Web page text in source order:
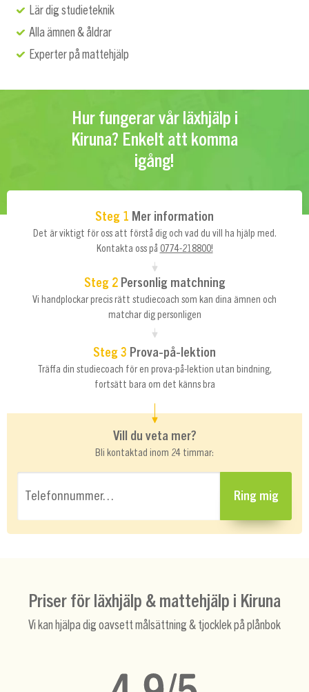
Lär dig studieteknik
Alla ämnen & åldrar
Experter på mattehjälp
Hur fungerar vår läxhjälp i
Kiruna? Enkelt att komma
igång!
Steg 1 Mer information
Det är viktigt för oss att förstå dig och vad du vill ha hjälp med.
Kontakta oss på 0774-218800!
Steg 2 Personlig matchning
Vi handplockar precis rätt studiecoach som kan dina ämnen och
matchar dig personligen
Steg 3 Prova-på-lektion
Träffa din studiecoach för en prova-på-lektion utan bindning,
fortsätt bara om det känns bra
Vill du veta mer?
Bli kontaktad inom 24 timmar:
Telefonnummer… Ring mig
Priser för läxhjälp & mattehjälp i Kiruna
Vi kan hjälpa dig oavsett målsättning & tjocklek på plånbok